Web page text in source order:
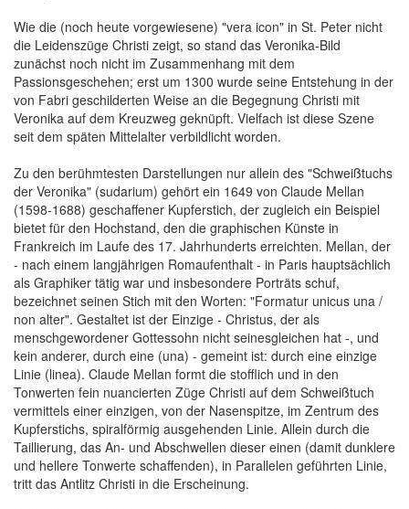
Wie die (noch heute vorgewiesene) "vera icon" in St. Peter nicht
die Leidenszüge Christi zeigt, so stand das Veronika-Bild
zunächst noch nicht im Zusammenhang mit dem
Passionsgeschehen; erst um 1300 wurde seine Entstehung in der
von Fabri geschilderten Weise an die Begegnung Christi mit
Veronika auf dem Kreuzweg geknüpft. Vielfach ist diese Szene
seit dem späten Mittelalter verbildlicht worden.
Zu den berühmtesten Darstellungen nur allein des "Schweißtuchs
der Veronika" (sudarium) gehört ein 1649 von Claude Mellan
(1598-1688) geschaffener Kupferstich, der zugleich ein Beispiel
bietet für den Hochstand, den die graphischen Künste in
Frankreich im Laufe des 17. Jahrhunderts erreichten. Mellan, der
- nach einem langjährigen Romaufenthalt - in Paris hauptsächlich
als Graphiker tätig war und insbesondere Porträts schuf,
bezeichnet seinen Stich mit den Worten: "Formatur unicus una /
non alter". Gestaltet ist der Einzige - Christus, der als
menschgewordener Gottessohn nicht seinesgleichen hat -, und
kein anderer, durch eine (una) - gemeint ist: durch eine einzige
Linie (linea). Claude Mellan formt die stofflich und in den
Tonwerten fein nuancierten Züge Christi auf dem Schweißtuch
vermittels einer einzigen, von der Nasenspitze, im Zentrum des
Kupferstichs, spiralförmig ausgehenden Linie. Allein durch die
Taillierung, das An- und Abschwellen dieser einen (damit dunklere
und hellere Tonwerte schaffenden), in Parallelen geführten Linie,
tritt das Antlitz Christi in die Erscheinung.